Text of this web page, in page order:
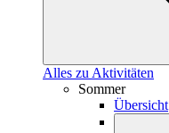
Alles zu Aktivitäten
Sommer
Übersicht